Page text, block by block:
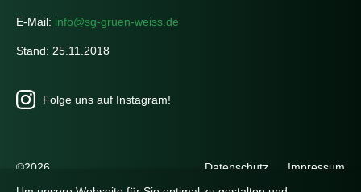
E-Mail: info@sg-gruen-weiss.de
Stand: 25.11.2018
Folge uns auf Instagram!
©2026
Navigation
überspringen
Datenschutz
Impressum